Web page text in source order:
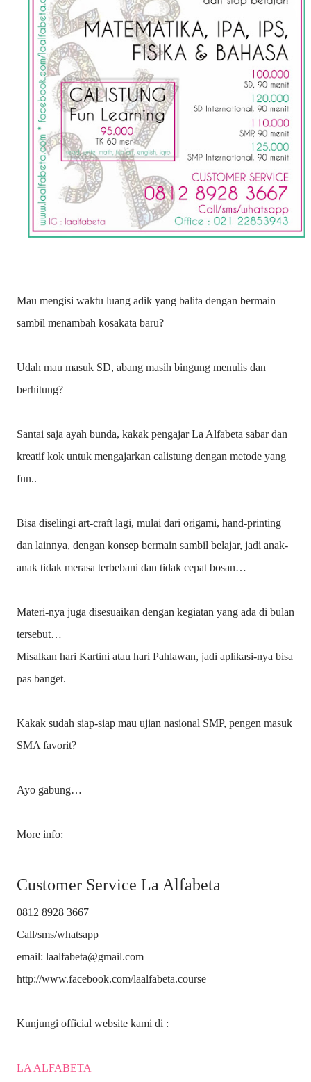
Mau mengisi waktu luang adik yang balita dengan bermain
sambil menambah kosakata baru?
Udah mau masuk SD, abang masih bingung menulis dan
berhitung?
Santai saja ayah bunda, kakak pengajar La Alfabeta sabar dan
kreatif kok untuk mengajarkan calistung dengan metode yang
fun..
Bisa diselingi art-craft lagi, mulai dari origami, hand-printing
dan lainnya, dengan konsep bermain sambil belajar, jadi anak-
anak tidak merasa terbebani dan tidak cepat bosan…
Materi-nya juga disesuaikan dengan kegiatan yang ada di bulan
tersebut…
Misalkan hari Kartini atau hari Pahlawan, jadi aplikasi-nya bisa
pas banget.
Kakak sudah siap-siap mau ujian nasional SMP, pengen masuk
SMA favorit?
Ayo gabung…
More info:
Customer Service La Alfabeta
0812 8928 3667
Call/sms/whatsapp
email: laalfabeta@gmail.com
http://www.facebook.com/laalfabeta.course
Kunjungi official website kami di :
LA ALFABETA